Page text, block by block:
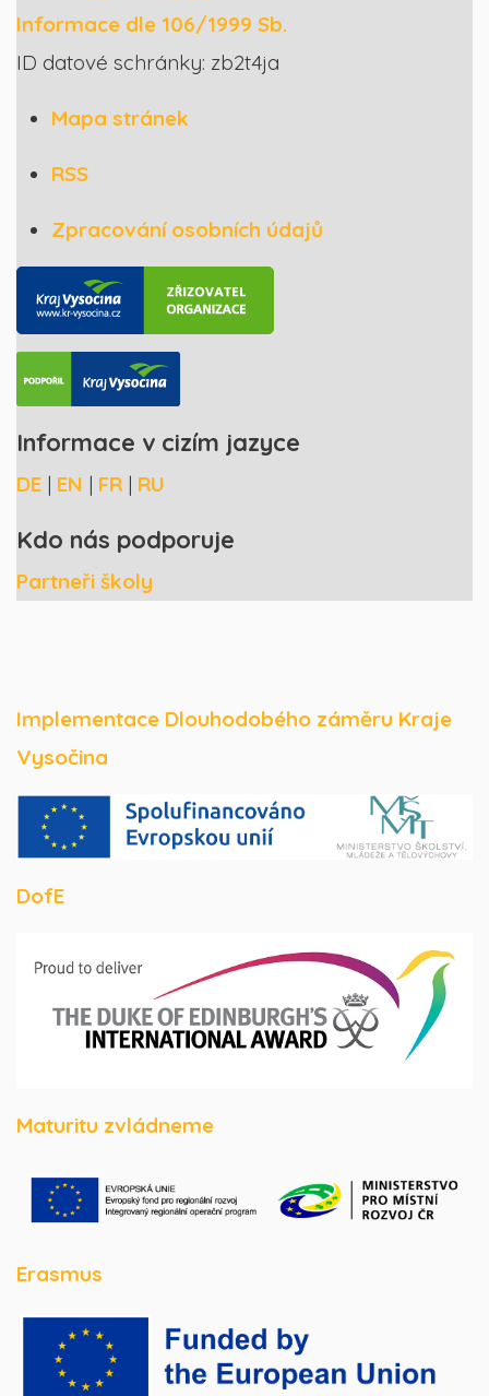
Informace dle 106/1999 Sb.
ID datové schránky: zb2t4ja
Mapa stránek
RSS
Zpracování osobních údajů
Informace v cizím jazyce
DE | EN | FR | RU
Kdo nás podporuje
Partneři školy
Implementace Dlouhodobého záměru Kraje
Vysočina
DofE
Maturitu zvládneme
Erasmus